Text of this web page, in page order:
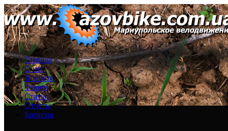
Главная
О нас
Новости
Форум
Статьи
Отчеты
Бреветы